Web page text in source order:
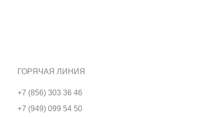
ГОРЯЧАЯ ЛИНИЯ
+7 (856) 303 36 46
+7 (949) 099 54 50